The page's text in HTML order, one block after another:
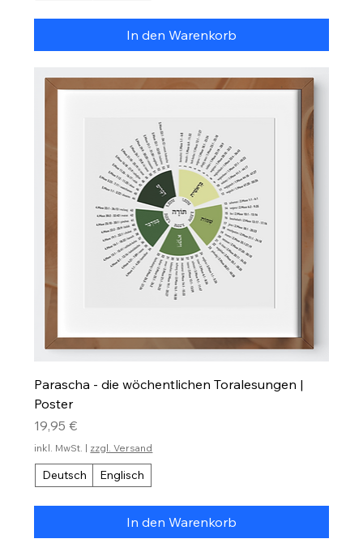
In den Warenkorb
Parascha - die wöchentlichen Toralesungen |
Poster
Preis
19,95 €
inkl. MwSt. | zzgl. Versand
Deutsch Englisch
In den Warenkorb